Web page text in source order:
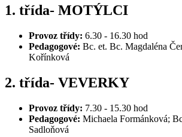
1. třída- MOTÝLCI
Provoz třídy: 6.30 - 16.30 hod
Pedagogové: Bc. et. Bc. Magdaléna
Kořínková
2. třída- VEVERKY
Provoz třídy: 7.30 - 15.30 hod
Pedagogové: Michaela Formánková;
Sadloňová